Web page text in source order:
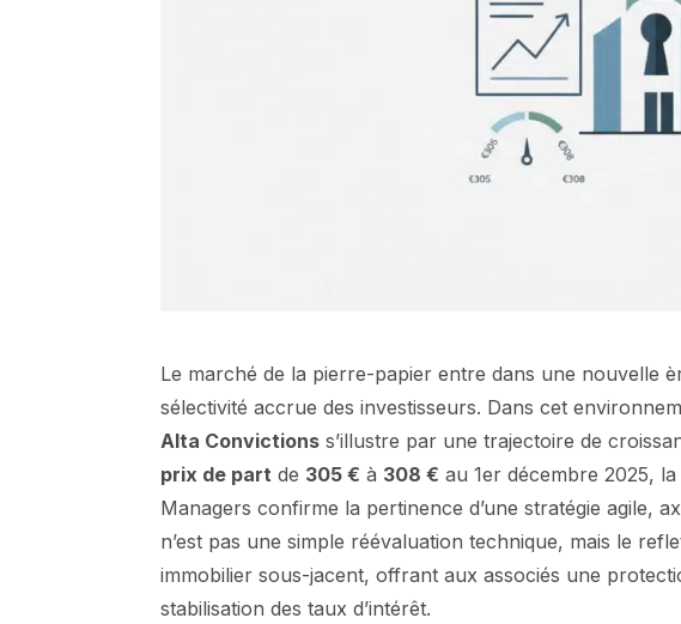
Le marché de la pierre-papier entre dans une nouvelle
sélectivité accrue des investisseurs. Dans cet
Alta Convictions s’illustre par une trajectoire de
prix de part de 305 € à 308 € au 1er décembre 2025,
Managers confirme la pertinence d’une stratégie agile,
n’est pas une simple réévaluation technique, mais le
immobilier sous-jacent, offrant aux associés une
stabilisation des taux d’intérêt.